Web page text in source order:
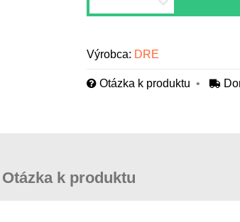
Výrobca: DRE
Otázka k produktu
Otázka k produktu